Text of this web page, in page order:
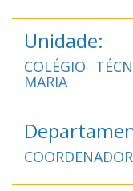
Unidade:
COLÉGIO
MARIA